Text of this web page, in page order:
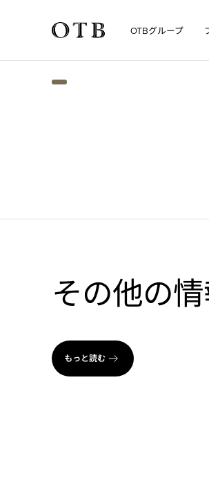
Skip to main content
OTBグループ
その他の
もっと読む